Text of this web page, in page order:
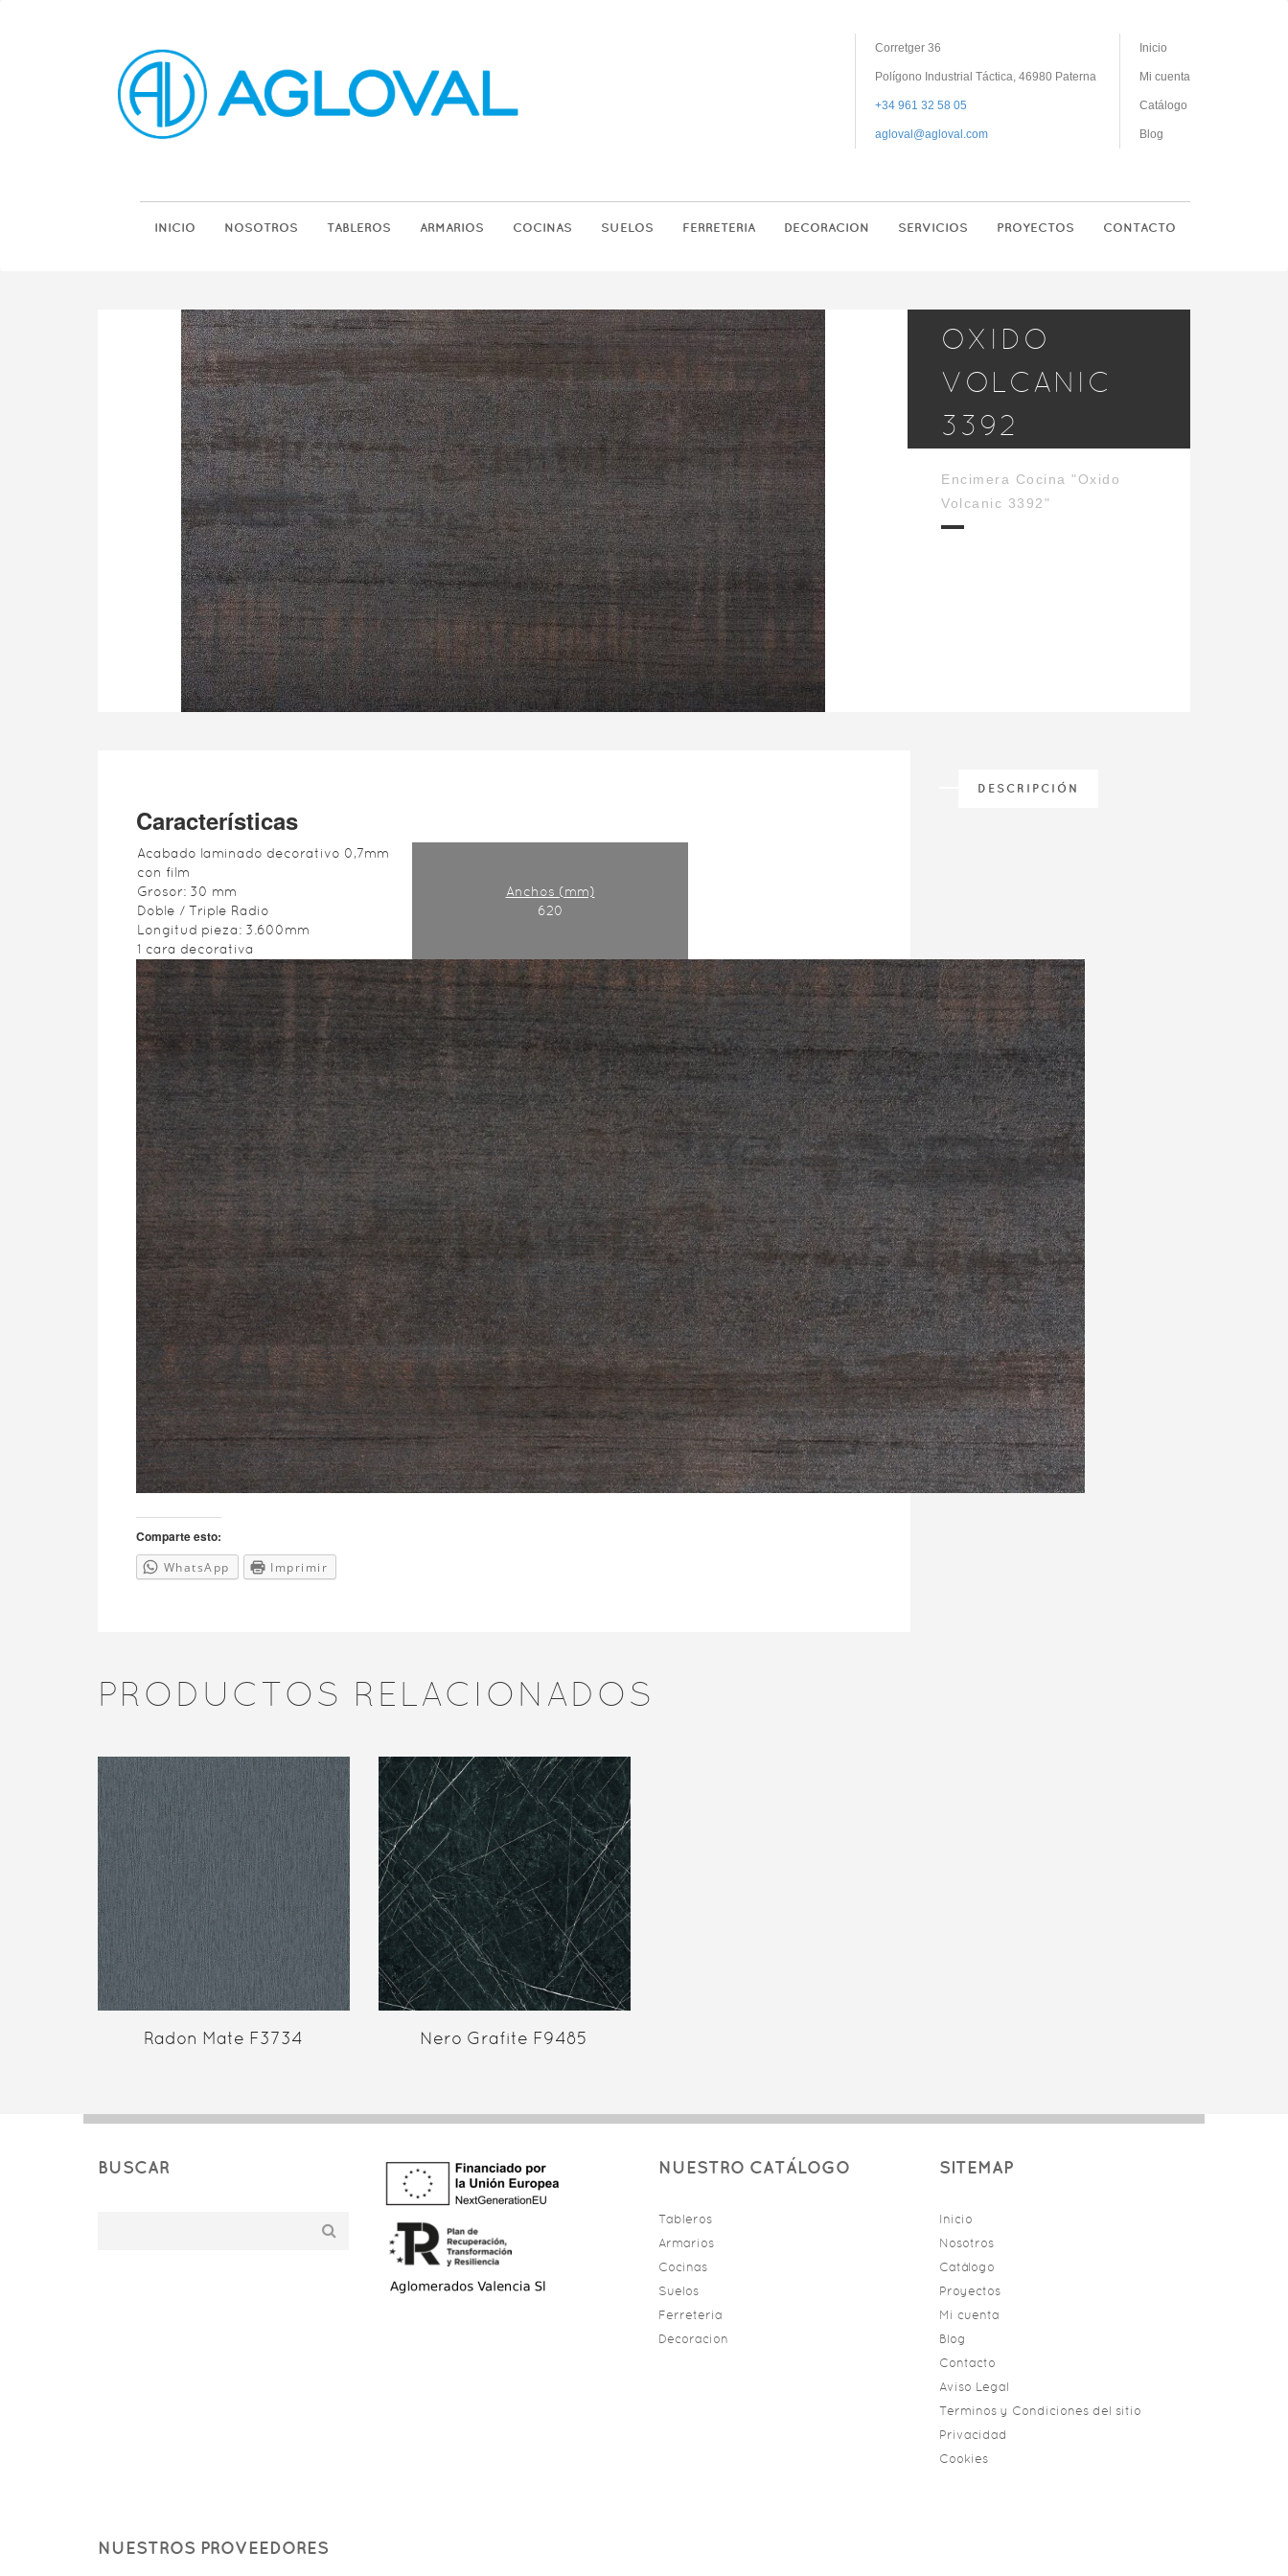
Corretger 36
Polígono Industrial Táctica, 46980 Paterna
+34 961 32 58 05
agloval@agloval.com
Inicio
Mi cuenta
Catálogo
Blog
INICIO NOSOTROS TABLEROS ARMARIOS COCINAS SUELOS FERRETERIA DECORACION SERVICIOS PROYECTOS CONTACTO
OXIDO
VOLCANIC
3392
Encimera Cocina "Oxido
Volcanic 3392"
Características
Acabado laminado decorativo 0,7mm
con film
Grosor: 30 mm
Doble / Triple Radio
Longitud pieza: 3.600mm
1 cara decorativa
Anchos (mm)
620
Comparte esto:
WhatsApp Imprimir
DESCRIPCIÓN
PRODUCTOS RELACIONADOS
Radon Mate F3734 Nero Grafite F9485
BUSCAR NUESTRO CATÁLOGO
Tableros
Armarios
Cocinas
Suelos
Ferreteria
Decoracion
SITEMAP
Inicio
Nosotros
Catálogo
Proyectos
Mi cuenta
Blog
Contacto
Aviso Legal
Terminos y Condiciones del sitio
Privacidad
Cookies
NUESTROS PROVEEDORES